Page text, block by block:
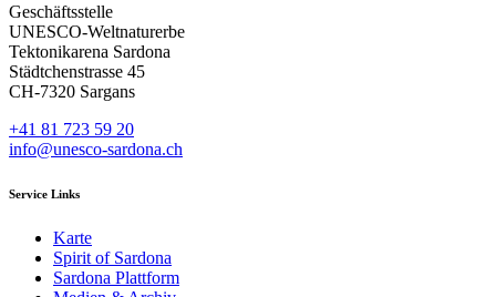
Geschäftsstelle
UNESCO-Weltnaturerbe
Tektonikarena Sardona
Städtchenstrasse 45
CH-7320 Sargans
+41 81 723 59 20
info@unesco-sardona.ch
Service Links
Karte
Spirit of Sardona
Sardona Plattform